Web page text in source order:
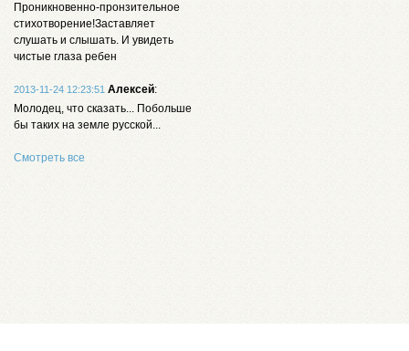
Проникновенно-пронзительное
стихотворение!Заставляет
слушать и слышать. И увидеть
чистые глаза ребен
2013-11-24 12:23:51 Алексей:
Молодец, что сказать... Побольше
бы таких на земле русской...
Смотреть все